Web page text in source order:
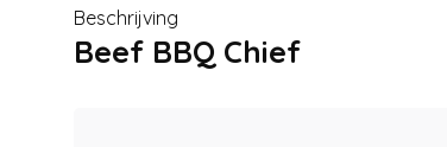
Beschrijving
Beef BBQ Chief